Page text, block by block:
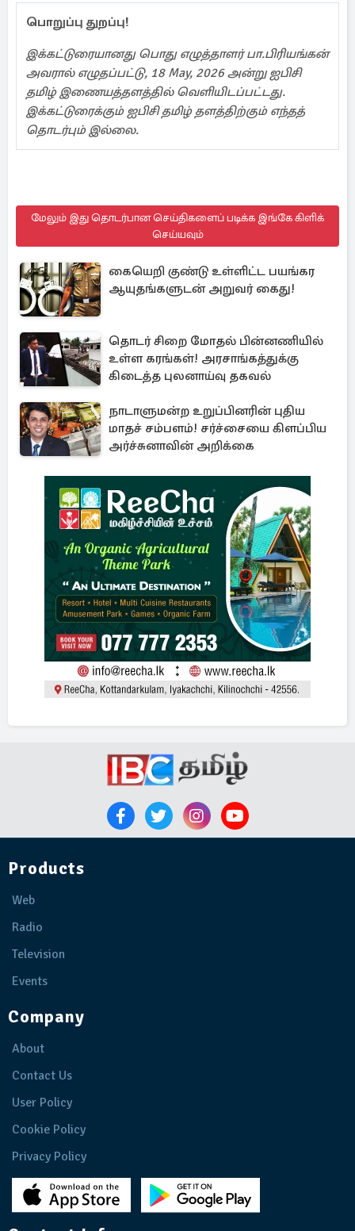
பொறுப்பு துறப்பு!
இக்கட்டுரையானது பொது எழுத்தாளர் பா.பிரியங்கன்
அவரால் எழுதப்பட்டு, 18 May, 2026 அன்று ஐபிசி
தமிழ் இணையத்தளத்தில் வெளியிடப்பட்டது.
இக்கட்டுரைக்கும் ஐபிசி தமிழ் தளத்திற்கும் எந்தத்
தொடர்பும் இல்லை.
மேலும் இது தொடர்பான செய்திகளைப் படிக்க இங்கே கிளிக்
செய்யவும்
கையெறி குண்டு உள்ளிட்ட பயங்கர
ஆயுதங்களுடன் அறுவர் கைது!
தொடர் சிறை மோதல் பின்னணியில்
உள்ள கரங்கள்! அரசாங்கத்துக்கு
கிடைத்த புலனாய்வு தகவல்
நாடாளுமன்ற உறுப்பினரின் புதிய
மாதச் சம்பளம்! சர்ச்சையை கிளப்பிய
அர்ச்சுனாவின் அறிக்கை
Products
Web
Radio
Television
Events
Company
About
Contact Us
User Policy
Cookie Policy
Privacy Policy